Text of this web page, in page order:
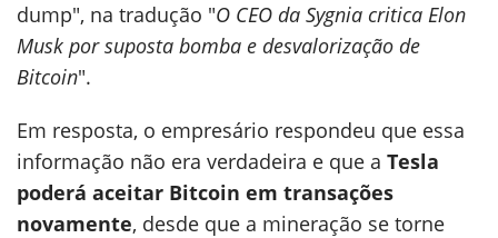
dump", na tradução "O CEO da Sygnia critica Elon
Musk por suposta bomba e desvalorização de
Bitcoin".
Em resposta, o empresário respondeu que essa
informação não era verdadeira e que a Tesla
poderá aceitar Bitcoin em transações
novamente, desde que a mineração se torne